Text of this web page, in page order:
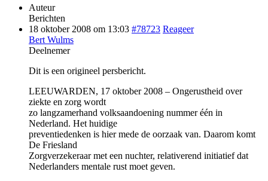
Auteur
Berichten
18 oktober 2008 om 13:03 #78723 Reageer
Bert Wulms
Deelnemer
Dit is een origineel persbericht.
LEEUWARDEN, 17 oktober 2008 – Ongerustheid over
ziekte en zorg wordt
zo langzamerhand volksaandoening nummer één in
Nederland. Het huidige
preventiedenken is hier mede de oorzaak van. Daarom komt
De Friesland
Zorgverzekeraar met een nuchter, relativerend initiatief dat
Nederlanders mentale rust moet geven.